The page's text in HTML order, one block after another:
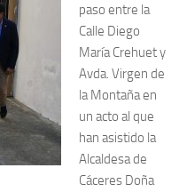
paso entre la
Calle Diego
María Crehuet y
Avda. Virgen de
la Montaña en
un acto al que
han asistido la
Alcaldesa de
Cáceres Doña